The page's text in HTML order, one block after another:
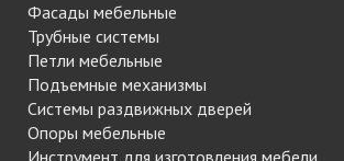
Фасады мебельные
Трубные системы
Петли мебельные
Подъемные механизмы
Системы раздвижных дверей
Опоры мебельные